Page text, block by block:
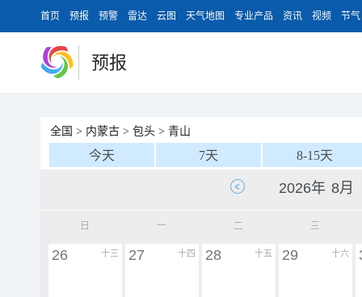
首页 预报 预警 雷达 云图 天气地图 专业产品 资讯 视频 节气
预报
全国 > 内蒙古 > 包头 > 青山
今天 7天 8-15天
日 一 二 三
十三
26 十四
27 十五
28 十六
29